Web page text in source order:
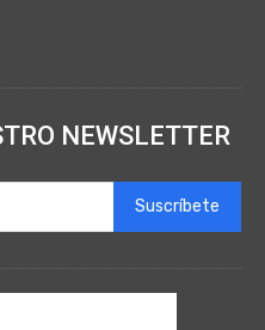
NEWSLETTER
Suscríbete